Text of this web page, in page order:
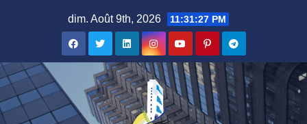
dim. Août 9th, 2026 11:31:27 PM